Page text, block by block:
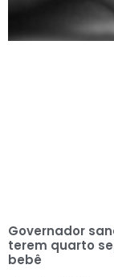
Governador
terem quarto
bebê